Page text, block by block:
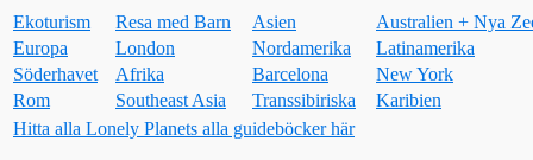
Ekoturism Resa med Barn Asien
Australien + Nya
Europa
London Nordamerika
Latinamerika
Söderhavet
Afrika Barcelona
New York
Rom
Southeast Asia Transsibiriska
Karibien
Hitta alla Lonely Planets alla guideböcker här